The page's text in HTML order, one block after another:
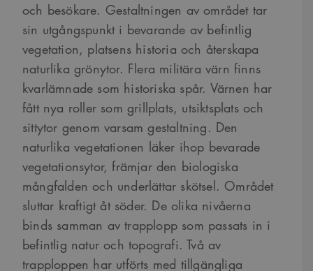
och besökare. Gestaltningen av området tar
sin utgångspunkt i bevarande av befintlig
vegetation, platsens historia och återskapa
naturlika grönytor. Flera militära värn finns
kvarlämnade som historiska spår. Värnen har
fått nya roller som grillplats, utsiktsplats och
sittytor genom varsam gestaltning. Den
naturlika vegetationen läker ihop bevarade
vegetationsytor, främjar den biologiska
mångfalden och underlättar skötsel. Området
sluttar kraftigt åt söder. De olika nivåerna
binds samman av trapplopp som passats in i
befintlig natur och topografi. Två av
trapploppen har utförts med tillgängliga